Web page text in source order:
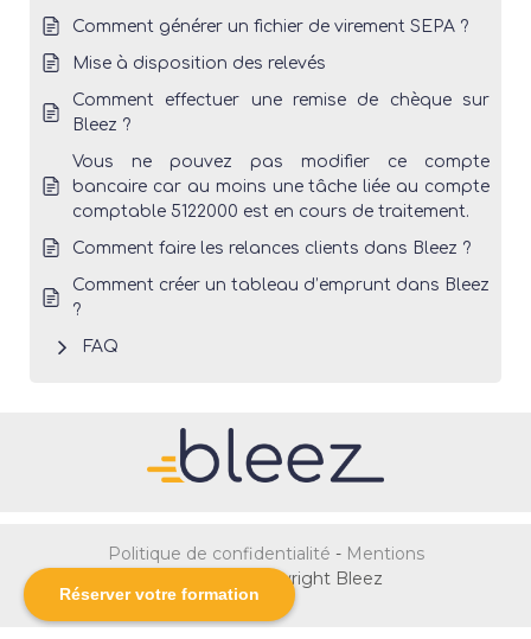
Réserver votre formation
Comment générer un fichier de virement SEPA ?
Mise à disposition des relevés
Comment effectuer une remise de chèque sur
Bleez ?
Vous ne pouvez pas modifier ce compte
bancaire car au moins une tâche liée au compte
comptable 5122000 est en cours de traitement.
Comment faire les relances clients dans Bleez ?
Comment créer un tableau d’emprunt dans Bleez
?
FAQ
Politique de confidentialité - Mentions
- © Copyright Bleez